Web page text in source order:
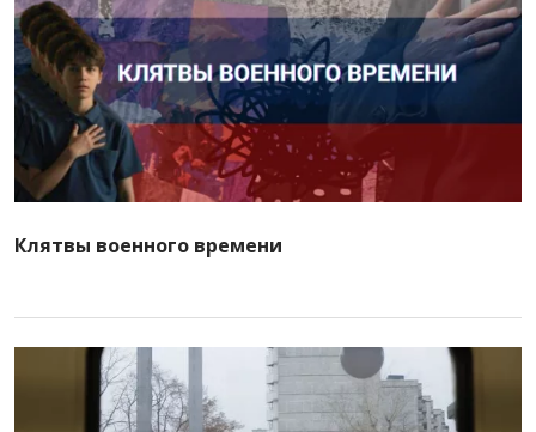
Клятвы военного времени